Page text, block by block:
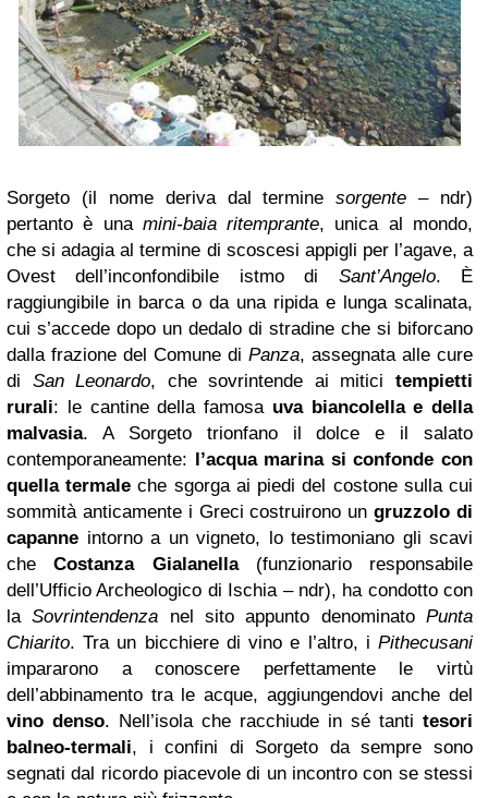
Sorgeto (il nome deriva dal terminesorgente – ndr)
pertanto è una mini-baia ritemprante, unica al mondo,
che si adagia al termine di scoscesi appigli per l’agave, a
Ovest dell’inconfondibile istmo di Sant’Angelo. È
raggiungibile in barca o da una ripida e lunga scalinata,
cui s’accede dopo un dedalo di stradine che si biforcano
dalla frazione del Comune di Panza, assegnata alle cure
di San Leonardo, che sovrintende ai miticitempietti
rurali: le cantine della famosa uva biancolella e della
malvasia. A Sorgeto trionfano il dolce e il salato
contemporaneamente: l’acqua marina si confonde con
quella termale che sgorga ai piedi del costone sulla cui
sommità anticamente i Greci costruirono ungruzzolo di
capanne intorno a un vigneto, lo testimoniano gli scavi
cheCostanza Gialanella (funzionario responsabile
dell’Ufficio Archeologico di Ischia – ndr), ha condotto con
laSovrintendenza nel sito appunto denominatoPunta
Chiarito. Tra un bicchiere di vino e l’altro, i Pithecusani
impararono a conoscere perfettamente le virtù
dell’abbinamento tra le acque, aggiungendovi anche del
vino denso. Nell’isola che racchiude in sé tanti tesori
balneo-termali, i confini di Sorgeto da sempre sono
segnati dal ricordo piacevole di un incontro con se stessi